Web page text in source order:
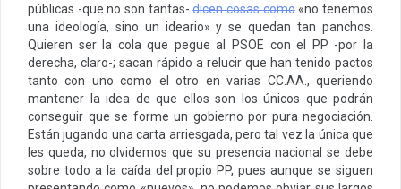
públicas -que no son tantas-dicen cosas como«no tenemos
una ideología, sino un ideario» y se quedan tan panchos.
Quieren ser la cola que pegue al PSOE con el PP -por la
derecha, claro-; sacan rápido a relucir que han tenido pactos
tanto con uno como el otro en varias CC.AA., queriendo
mantener la idea de que ellos son los únicos que podrán
conseguir que se forme un gobierno por pura negociación.
Están jugando una carta arriesgada, pero tal vez la única que
les queda, no olvidemos que su presencia nacional se debe
sobre todo a la caída del propio PP, pues aunque se siguen